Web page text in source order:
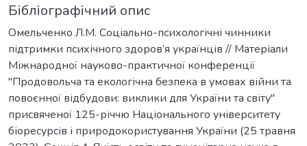
Бібліографічний опис
Омельченко Л.М. Соціально-психологічні чинники
підтримки психічного здоров’я українців // Матеріали
Міжнародної науково-практичної конференції
"Продовольча та екологічна безпека в умовах війни та
повоєнної відбудови: виклики для України та світу"
присвяченої 125-річчю Національного університету
біоресурсів і природокористування України (25 травня